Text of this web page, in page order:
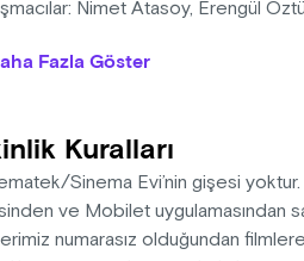
Nimet Atasoy, Erengül
çalışma yöntemleri ve
Fazla Göster
Kuralları
Sinema Evi’nin gişesi
ve Mobilet uygulamasından
numarasız olduğundan